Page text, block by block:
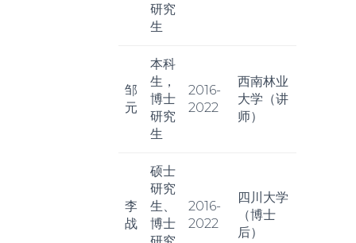
研究
生
邹
元
本科
生，
博士
研究
生
2016-
2022
西南林业
大学（讲
师）
李
战
硕士
研究
生、
博士
2016-
2022
四川大学
（博士
后）